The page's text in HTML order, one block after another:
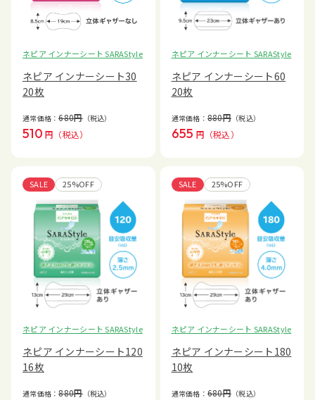
ネピア インナーシート SARAStyle
ネピア インナーシート30
20枚
通常価格：680円（税込）
510 円 （税込）
ネピア インナーシート SARAStyle
ネピア インナーシート60
20枚
通常価格： 880円 （税込）
655 円 （税込）
SALE 25%OFF
ネピア インナーシート SARAStyle
ネピア インナーシート120
16枚
通常価格：880円（税込）
SALE 25%OFF
ネピア インナーシート SARAStyle
ネピア インナーシート180
10枚
通常価格： 680円 （税込）